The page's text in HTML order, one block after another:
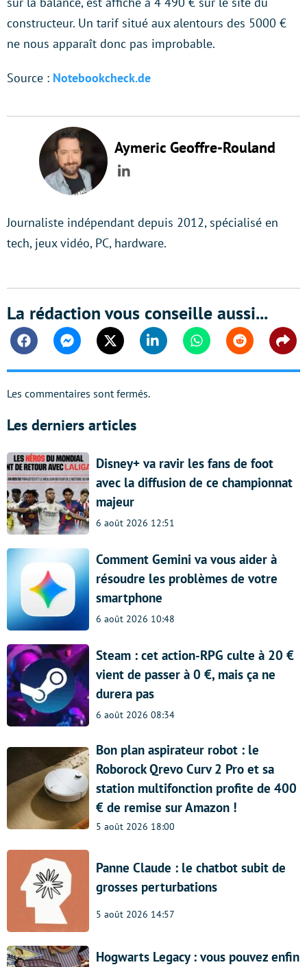
constructeur. Un tarif situé aux alentours des 5000 €
ne nous apparaît donc pas improbable.
Source : Notebookcheck.de
Aymeric Geoffre-Rouland
LinkedIn
Journaliste indépendant depuis 2012, spécialisé en
tech, jeux vidéo, PC, hardware.
La rédaction vous conseille aussi...
FacebookMessengerTwitter Linkedin WhatsappReddit
Les commentaires sont fermés.
Les derniers articles
Disney+ va ravir les fans de foot
avec la diffusion de ce championnat
majeur
6 août 2026 12:51
Comment Gemini va vous aider à
résoudre les problèmes de votre
smartphone
6 août 2026 10:48
Steam : cet action-RPG culte à 20 €
vient de passer à 0 €, mais ça ne
durera pas
6 août 2026 08:34
Bon plan aspirateur robot : le
Roborock Qrevo Curv 2 Pro et sa
station multifonction profite de 400
€ de remise sur Amazon !
5 août 2026 18:00
Panne Claude : le chatbot subit de
grosses perturbations
5 août 2026 14:57
Hogwarts Legacy : vous pouvez enfin